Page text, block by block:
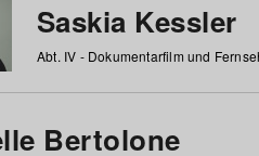
Saskia Kessler
Abt. IV - Dokumentarfilm und
Bertolone